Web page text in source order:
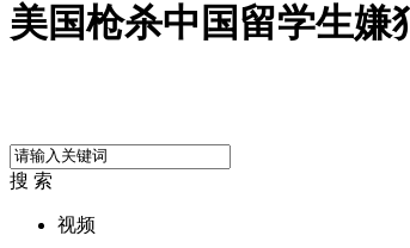
美国枪杀中国留学生嫌
搜 索
视频